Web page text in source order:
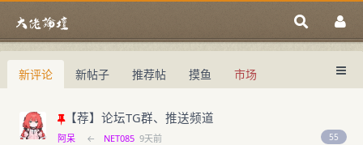
新评论 新帖子 推荐帖 摸鱼 市场
中国域名论坛
大佬论坛专注域名交易、域名投资、域名
中国域名论坛
【荐】论坛TG群、推送频道
阿呆 ← NET085 9天前 55